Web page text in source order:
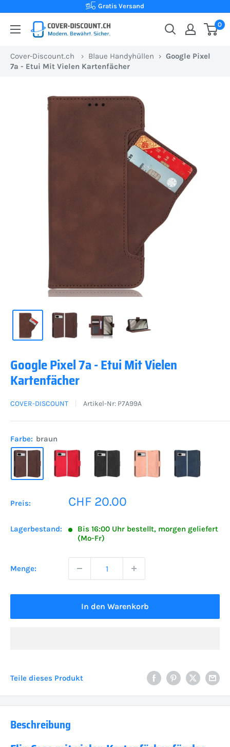
Inhalt
Kauf auf Rechnung
Cover-
Ihr
Onlineshop
0
Cover-Discount.ch › Blaue Handyhüllen › Google Pixel
7a - Etui Mit Vielen Kartenfächer
Google Pixel 7a - Etui Mit Vielen
Kartenfächer
COVER-DISCOUNT Artikel-Nr: P7A99A
Farbe: braun
Preis: Sonderpreis
CHF 20.00
Lagerbestand:
Bis 16:00 Uhr bestellt, morgen geliefert
(Mo-Fr)
Menge:
In den Warenkorb
Teile dieses Produkt
Beschreibung